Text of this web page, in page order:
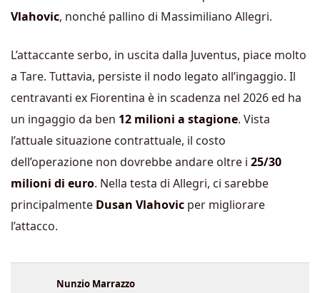
Vlahovic, nonché pallino di Massimiliano Allegri.
L’attaccante serbo, in uscita dalla Juventus, piace molto
a Tare. Tuttavia, persiste il nodo legato all’ingaggio. Il
centravanti ex Fiorentina è in scadenza nel 2026 ed ha
un ingaggio da ben 12 milioni a stagione. Vista
l’attuale situazione contrattuale, il costo
dell’operazione non dovrebbe andare oltre i 25/30
milioni di euro. Nella testa di Allegri, ci sarebbe
principalmente Dusan Vlahovic per migliorare
l’attacco.
Nunzio Marrazzo